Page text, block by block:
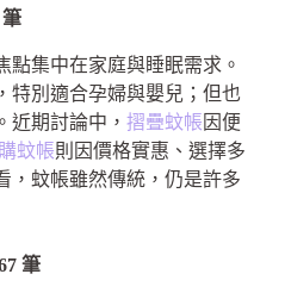
點集中在家庭與睡眠需求。
特別適合孕婦與嬰兒；但也
近期討論中， 摺疊蚊帳 因便
蚊帳則因價格實惠、選擇多
，蚊帳雖然傳統，仍是許多
筆